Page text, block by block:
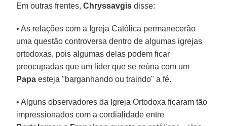
Em outras frentes,Chryssavgis disse:
• As relações com a Igreja Católica permanecerão
uma questão controversa dentro de algumas igrejas
ortodoxas, pois algumas delas podem ficar
preocupadas que um líder que se reúna com um
Papa esteja "barganhando ou traindo" a fé.
• Alguns observadores da Igreja Ortodoxa ficaram tão
impressionados com a cordialidade entre